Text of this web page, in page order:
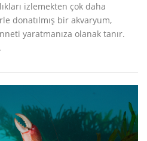
izlemekten çok daha
donatılmış bir akvaryum,
yaratmanıza olanak tanır.